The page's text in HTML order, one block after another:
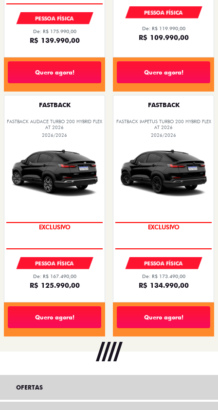
PESSOA FÍSICA
De: R$ 175.990,00
R$ 139.990,00
Quero agora!
PESSOA FÍSICA
De: R$ 119.990,00
R$ 109.990,00
Quero agora!
FASTBACK
FASTBACK AUDACE TURBO 200 HYBRID FLEX
AT 2026
2026/2026
EXCLUSIVO
PESSOA FÍSICA
De: R$ 167.490,00
R$ 125.990,00
Quero agora!
FASTBACK
FASTBACK IMPETUS TURBO 200 HYBRID FLEX
AT 2026
2026/2026
EXCLUSIVO
PESSOA FÍSICA
De: R$ 173.490,00
R$ 134.990,00
Quero agora!
OFERTAS